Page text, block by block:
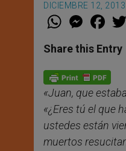
DICIEMBRE 12,
W
t
s
p
p
M
e
s
e
g
e
r
F
a
e
b
o
k
Share this Entry
«Juan, que
«¿Eres tú el que
ustedes están
muertos